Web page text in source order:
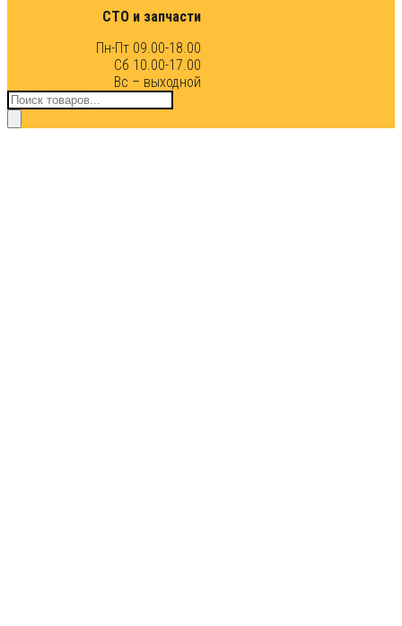
СТО и запчасти
Пн-Пт 09.00-18.00
Сб 10.00-17.00
Вс – выходной
Поиск
товаров